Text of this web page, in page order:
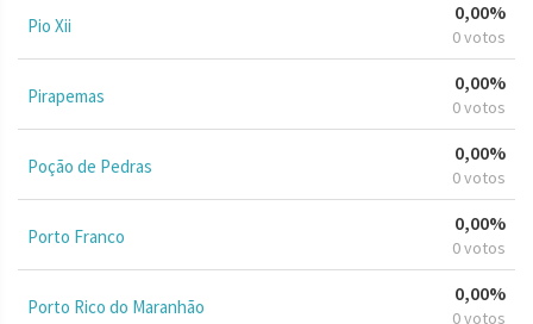
Pio Xii
0,00%
0 votos
Pirapemas
0,00%
0 votos
Poção de Pedras
0,00%
0 votos
Porto Franco
0,00%
0 votos
Porto Rico do Maranhão
0,00%
0 votos